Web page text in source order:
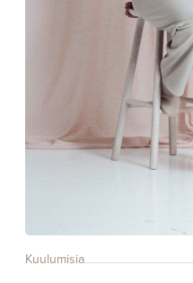
Kuulumisia